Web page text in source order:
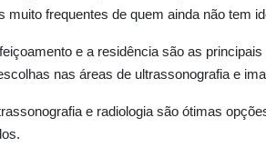
muito frequentes de quem ainda não tem
e a residência são as
nas áreas de ultrassonografia e
e radiologia são ótimas